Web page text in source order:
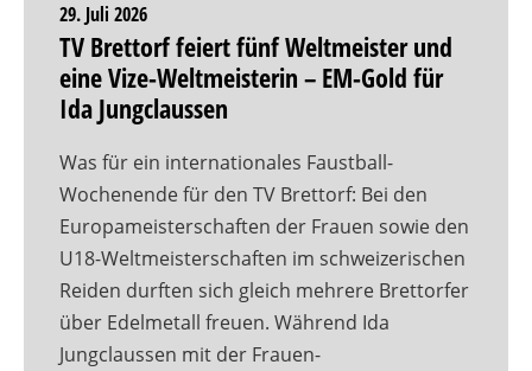
29. Juli 2026
TV Brettorf feiert fünf Weltmeister und
eine Vize-Weltmeisterin – EM-Gold für
Ida Jungclaussen
Was für ein internationales Faustball-
Wochenende für den TV Brettorf: Bei den
Europameisterschaften der Frauen sowie den
U18-Weltmeisterschaften im schweizerischen
Reiden durften sich gleich mehrere Brettorfer
über Edelmetall freuen. Während Ida
Jungclaussen mit der Frauen-